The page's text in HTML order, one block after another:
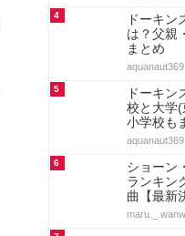
4
ドーキン
は？父親
まとめ
aquanaut369
5
ドーキン
校と大学(
小学校も
aquanaut369
6
ショーン
ランキン
曲【最新